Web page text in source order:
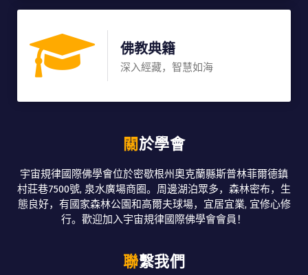
佛教典籍
深入經藏，智慧如海
關於學會
宇宙規律國際佛學會位於密歇根州奧克蘭縣斯普林菲爾德鎮
村莊巷7500號, 泉水廣場商圈。周邊湖泊眾多，森林密布，生
態良好，有國家森林公園和高爾夫球場，宜居宜業, 宜修心修
行。歡迎加入宇宙規律國際佛學會會員！
聯繫我們